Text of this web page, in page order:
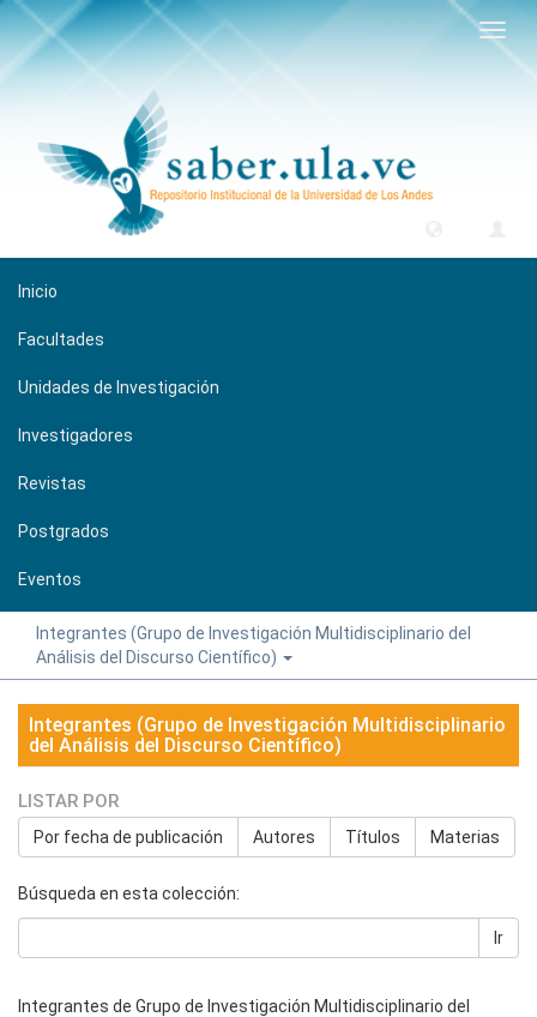
Inicio
Facultades
Unidades de Investigación
Investigadores
Revistas
Postgrados
Eventos
Integrantes (Grupo de Investigación Multidisciplinario del
Análisis del Discurso Científico)
Integrantes (Grupo de Investigación Multidisciplinario
del Análisis del Discurso Científico)
LISTAR POR
Por fecha de publicación Autores Títulos Materias
Búsqueda en esta colección:
Ir
Integrantes de Grupo de Investigación Multidisciplinario del